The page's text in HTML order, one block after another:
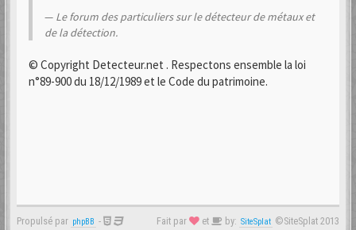
Le forum des particuliers sur le détecteur de métaux et
de la détection.
© Copyright Detecteur.net . Respectons ensemble la loi
n°89-900 du 18/12/1989 et le Code du patrimoine.
Propulsé par phpBB - Fait par et by: SiteSplat ©SiteSplat 2013